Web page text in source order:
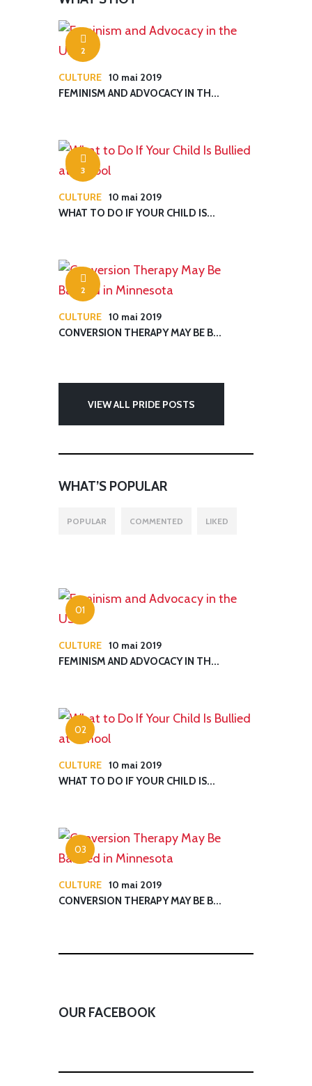
CULTURE
2
10 mai 2019
FEMINISM AND ADVOCACY IN TH...
CULTURE
3
10 mai 2019
WHAT TO DO IF YOUR CHILD IS...
CULTURE
2
10 mai 2019
CONVERSION THERAPY MAY BE B...
VIEW ALL PRIDE POSTS
WHAT’S POPULAR
POPULAR COMMENTED LIKED
CULTURE 10 mai 2019
FEMINISM AND ADVOCACY IN TH...
CULTURE 10 mai 2019
WHAT TO DO IF YOUR CHILD IS...
CULTURE 10 mai 2019
CONVERSION THERAPY MAY BE B...
OUR FACEBOOK